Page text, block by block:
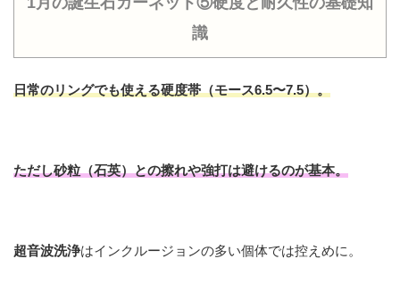
識
日常のリングでも使える硬度帯（モース6.5〜7.5）。
ただし砂粒（石英）との擦れや強打は避けるのが基本。
超音波洗浄はインクルージョンの多い個体では控えめに。